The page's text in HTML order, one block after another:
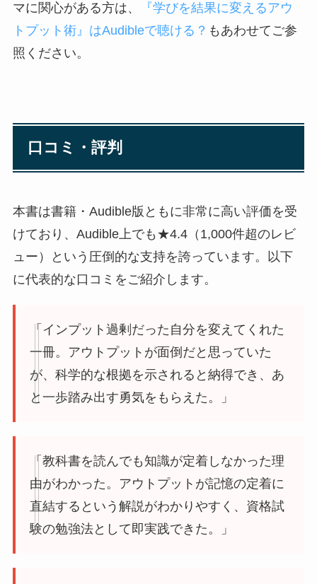
マに関心がある方は、
『学びを結果に変えるアウ
トプット術』はAudibleで聴ける？ もあわせてご参
照ください。
口コミ・評判
本書は書籍・Audible版ともに非常に高い評価を受
けており、Audible上でも★4.4（1,000件超のレビ
ュー）という圧倒的な支持を誇っています。以下
に代表的な口コミをご紹介します。
「インプット過剰だった自分を変えてくれた
一冊。アウトプットが面倒だと思っていた
が、科学的な根拠を示されると納得でき、あ
と一歩踏み出す勇気をもらえた。」
「教科書を読んでも知識が定着しなかった理
由がわかった。アウトプットが記憶の定着に
直結するという解説がわかりやすく、資格試
験の勉強法として即実践できた。」